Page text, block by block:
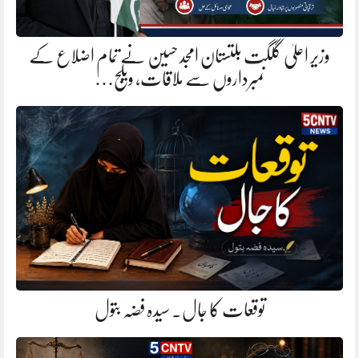
وزیر اعلیٰ گلگت بلتستان امجد حسین نے تمام اضلاع کے
نمبرداروں سے ملاقات، ویلج…
توقعات کا جال. سیدہ فضہ بتول